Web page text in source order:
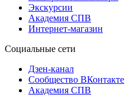
Экскурсии
Академия СПВ
Интернет-магазин
Социальные сети
Дзен-канал
Сообщество ВКонтакте
Академия СПВ